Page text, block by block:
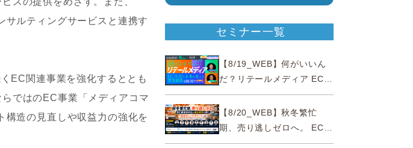
サルティングサービスと連携す
EC関連事業を強化するととも
ではのEC事業「メディアコマ
構造の見直しや収益力の強化を
セミナー一覧
【8/19_WEB】何がいいん
だ？リテールメディア EC・
小売の未来を変える事業戦
略【8/20_WEB】秋冬繁忙
期、売り逃しゼロへ。 EC運
営効率化と機会損失を防ぐ